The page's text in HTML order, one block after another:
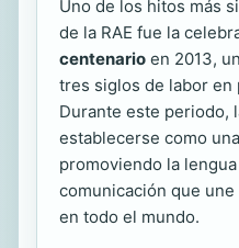
Uno de los hitos más
de la RAE fue la
centenario en 2013,
tres siglos de labor en
Durante este periodo,
establecerse como
promoviendo la
comunicación que
en todo el mundo.